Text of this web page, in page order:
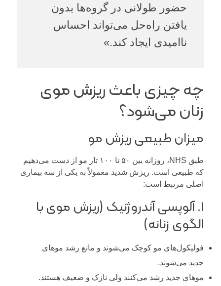
حضور طولانی در گروه‌ها بدون
یافتن راه‌حل می‌تواند احساس
ناامیدی ایجاد کند.»
چه چیزی باعث ریزش موی
زنان می‌شود؟
میزان طبیعی ریزش مو
طبق NHS، روزانه بین ۵۰ تا ۱۰۰ تار مو از دست می‌دهیم
که طبیعی است. ریزش شدید معمولاً به یکی از سه بیماری
اصلی مرتبط است:
۱. آلوپسی آندروژنیک (ریزش موی با
الگوی زنانه)
فولیکول‌های مو کوچک می‌شوند و مانع رشد موهای
جدید می‌شوند.
موهای جدید رشد می‌کنند ولی نازک و ضعیف هستند.